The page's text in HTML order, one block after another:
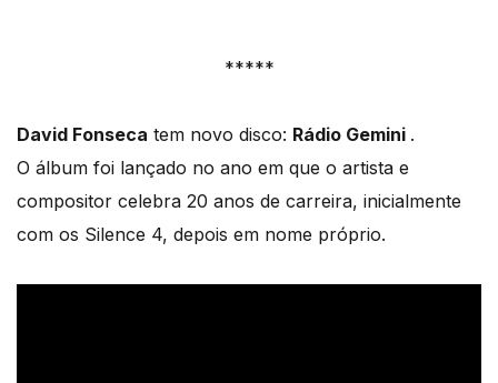
*****
David Fonseca tem novo disco: Rádio Gemini .
O álbum foi lançado no ano em que o artista e
compositor celebra 20 anos de carreira, inicialmente
com os Silence 4, depois em nome próprio.